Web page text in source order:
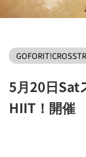
5月20日Sat
HIIT！開催